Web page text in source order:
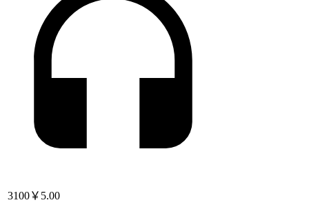
3100￥5.00